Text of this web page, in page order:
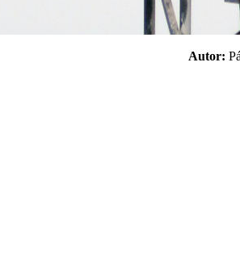
Autor: